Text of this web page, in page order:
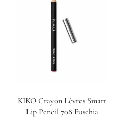
KIKO Crayon Lèvres Smart
Lip Pencil 708 Fuschia